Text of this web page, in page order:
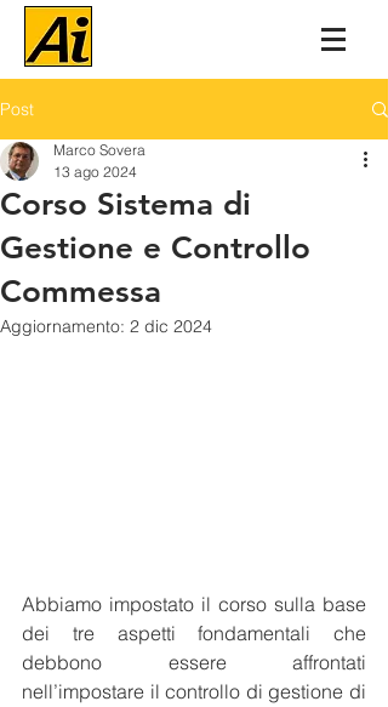
Post
Corso Sistema di
Gestione e Controllo
Commessa
Marco Sovera
13 ago 2024
Aggiornamento: 2 dic 2024
Abbiamo impostato il corso sulla base
dei tre aspetti fondamentali che
debbono essere affrontati
nell’impostare il controllo di gestione di